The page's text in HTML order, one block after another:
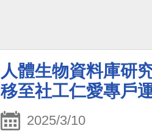
人體生物資料庫研
移至社工仁愛專戶
2025/3/10